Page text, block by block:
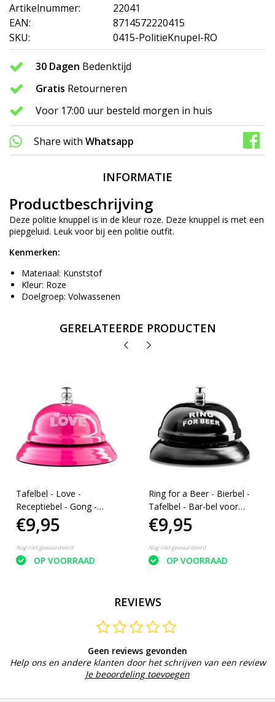
Artikelnummer:
22041
EAN:
8714572220415
SKU:
0415-PolitieKnupel-RO
30 Dagen Bedenktijd
Gratis Retourneren
Voor 17:00 uur besteld morgen in huis
Share with Whatsapp
INFORMATIE
Productbeschrijving
Deze politie knuppel is in de kleur roze. Deze knuppel is met een
piepgeluid. Leuk voor bij een politie outfit.
Kenmerken:
Materiaal: Kunststof
Kleur: Roze
Doelgroep: Volwassenen
GERELATEERDE PRODUCTEN
Tafelbel - Love -
Receptiebel - Gong -
Handbel -
Kantoorartikelen -
Hotelbel - Tafelbelletje
€9,95
Nog niet gewaardeerd
OP VOORRAAD
Ring for a Beer - Bierbel -
Tafelbel - Bar-bel voor
Bier - Kroegbel - Zwart
€9,95
Nog niet gewaardeerd
OP VOORRAAD
REVIEWS
Geen reviews gevonden
Help ons en andere klanten door het schrijven van een review
Je beoordeling toevoegen